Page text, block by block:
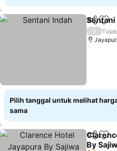
Bagikan
Sentani
/
Pilih tanggal untuk melihat
sama
Bagikan
By